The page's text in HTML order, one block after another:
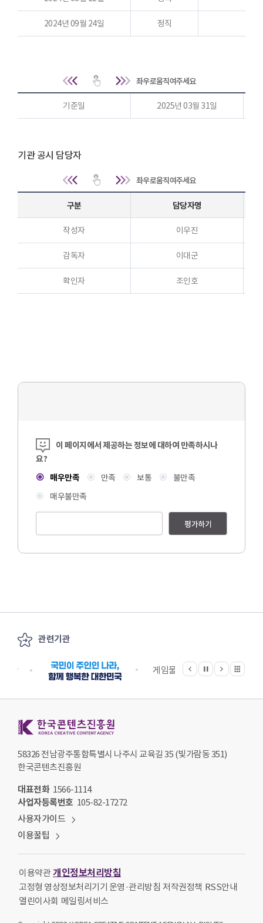
2024년 09월 24일 정직
기준일 2025년 03월 31일
기관 공시 담당자
경영공시 - 게시판 목록 | 징계처분일,징계종류,징계사유,고
구분
담당자명
작성자 이우진
감독자 이대군
확인자 조인호
콘텐츠 만족도 조사
이 페이지에서 제공하는 정보에 대하여 만족하시나
요?
매우만족
만족 보통
불만족
매우불만족
평가하기
관련기관
게임물관리위원회
이전
정지
다음 관련기관 전체보기
58326 전남광주통합특별시 나주시 교육길 35 (빛가람동 351)
한국콘텐츠진흥원
대표전화 1566-1114
사업자등록번호 105-82-17272
사용자가이드
이용꿀팁
이용약관 개인정보처리방침
고정형 영상정보처리기기 운영·관리방침 저작권정책 RSS안내
열린이사회 메일링서비스